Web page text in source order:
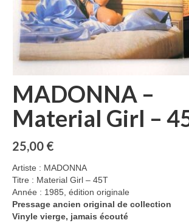
MADONNA –
Material Girl –
25,00 €
Artiste : MADONNA
Titre : Material Girl – 45T
Année : 1985, édition originale
Pressage ancien original de collection
Vinyle vierge, jamais écouté